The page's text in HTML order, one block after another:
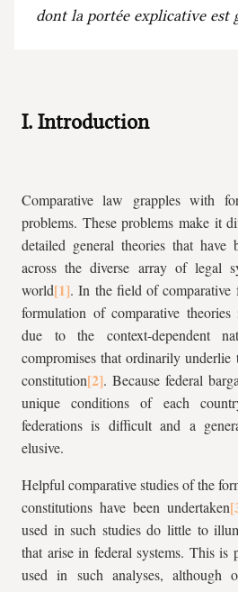
dont la portée explicative est
I. Introduction
Comparative law grapples with
problems. These problems make it
detailed general theories that have
across the diverse array of legal
world
. In the field of comparative
formulation of comparative
due to the context-dependent
compromises that ordinarily underlie
constitution
. Because federal
unique conditions of each
federations is difficult and a
elusive.
Helpful comparative studies of the
constitutions have been undertaken
used in such studies do little to
that arise in federal systems. This is
used in such analyses, although